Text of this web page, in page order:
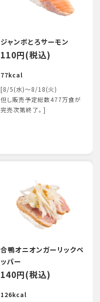
ジャンボとろサーモン
110円(税込)
77kcal
[8/5(水)～8/18(火)
但し販売予定総数477万食が
完売次第終了。]
合鴨オニオンガーリックペ
ッパー
140円(税込)
126kcal